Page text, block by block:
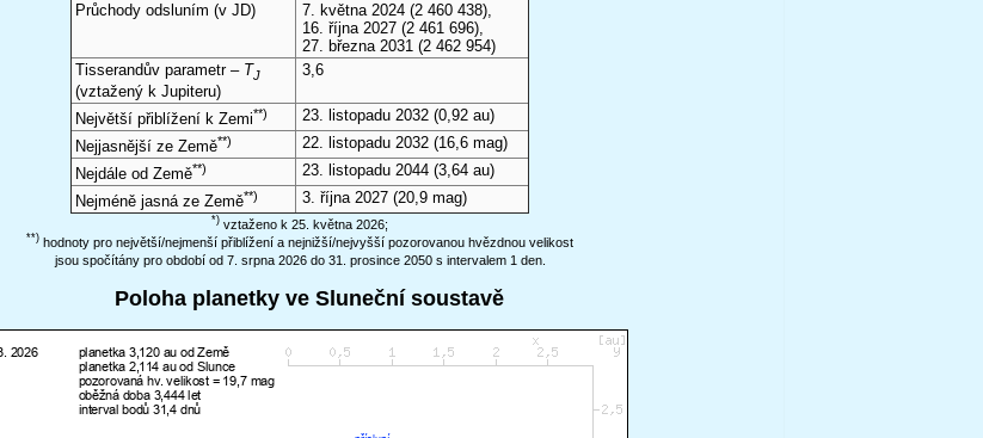
Průchody odsluním (v JD) 7. května 2024 (2 460 438),
16. října 2027 (2 461 696),
27. března 2031 (2 462 954)
Tisserandův parametr – TJ
(vztažený k Jupiteru)
3,6
Největší přiblížení k Zemi**) 23. listopadu 2032 (0,92 au)
Nejjasnější ze Země**) 22. listopadu 2032 (16,6 mag)
Nejdále od Země**) 23. listopadu 2044 (3,64 au)
Nejméně jasná ze Země**) 3. října 2027 (20,9 mag)
*) vztaženo k 25. května 2026;
**) hodnoty pro největší/nejmenší přiblížení a nejnižší/nejvyšší pozorovanou hvězdnou velikost
jsou spočítány pro období od 7. srpna 2026 do 31. prosince 2050 s intervalem 1 den.
Poloha planetky ve Sluneční soustavě